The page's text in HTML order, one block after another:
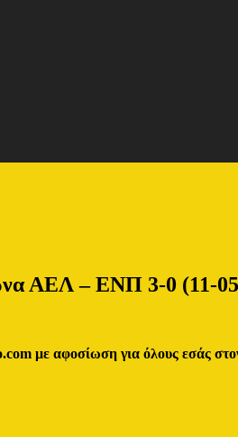
ΑΕΛ – ΕΝΠ 3-0 (11-
με αφοσίωση για όλους εσάς